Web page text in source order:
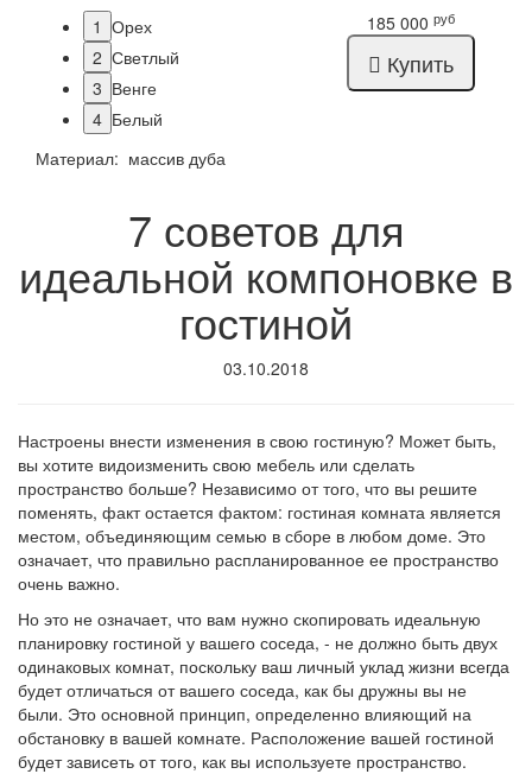
1 Орех
2 Светлый
3 Венге
4 Белый
Материал: массив дуба
185 000 руб
Купить
7 советов для
идеальной компоновке в
гостиной
03.10.2018
Настроены внести изменения в свою гостиную? Может быть,
вы хотите видоизменить свою мебель или сделать
пространство больше? Независимо от того, что вы решите
поменять, факт остается фактом: гостиная комната является
местом, объединяющим семью в сборе в любом доме. Это
означает, что правильно распланированное ее пространство
очень важно.
Но это не означает, что вам нужно скопировать идеальную
планировку гостиной у вашего соседа, - не должно быть двух
одинаковых комнат, поскольку ваш личный уклад жизни всегда
будет отличаться от вашего соседа, как бы дружны вы не
были. Это основной принцип, определенно влияющий на
обстановку в вашей комнате. Расположение вашей гостиной
будет зависеть от того, как вы используете пространство.